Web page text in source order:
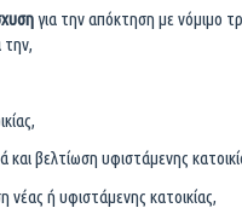
για την απόκτηση με νόμιμο
την,
βελτίωση υφιστάμενης
ή υφιστάμενης κατοικίας,